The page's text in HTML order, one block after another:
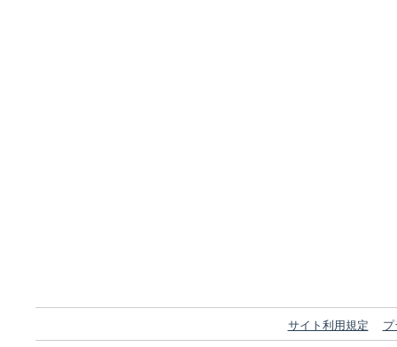
サイト利用規定